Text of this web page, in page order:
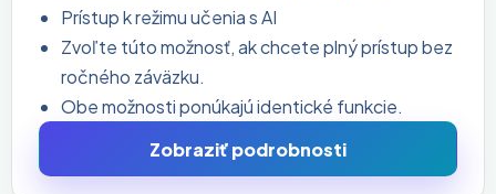
Prístup k režimu učenia s AI
Zvoľte túto možnosť, ak chcete plný prístup bez
ročného záväzku.
Obe možnosti ponúkajú identické funkcie.
Zobraziť podrobnosti